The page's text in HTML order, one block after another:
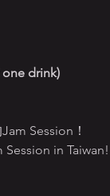
drink)
Session！
in Taiwan!